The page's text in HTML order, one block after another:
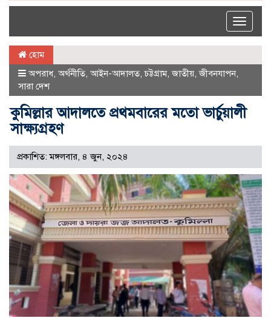
Toggle
হোম
অপরাধ, অর্থনীতি, আইন-আদালত,চট্টগ্রাম,জাতীয়,জীবনযাপন,
সারা দেশ
কুমিল্লার আদালতে প্রথমবারের মতো ভার্চুয়ালী
সাক্ষ্যগ্রহণ
প্রকাশিত: মঙ্গলবার, ৪ জুন, ২০২৪